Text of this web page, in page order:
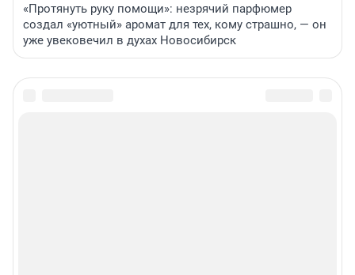
«Протянуть руку помощи»: незрячий парфюмер
создал «уютный» аромат для тех, кому страшно, — он
уже увековечил в духах Новосибирск